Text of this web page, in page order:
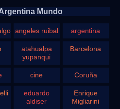
Mundo
angeles ruibal argentina
atahualpa
yupanqui
Barcelona
cine Coruña
eduardo
aldiser
Enrique
Migliarini